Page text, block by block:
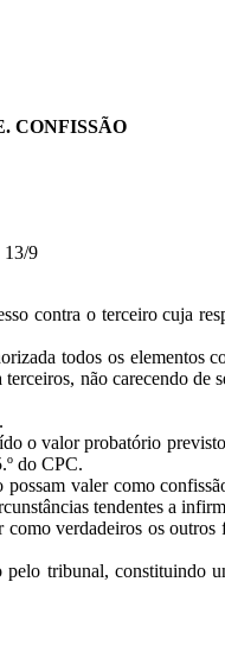
CONFISSÃO
9
contra o terceiro cuja
todos os elementos
não carecendo de
o valor probatório
do CPC.
valer como
tendentes a
verdadeiros os outros
tribunal, constituindo